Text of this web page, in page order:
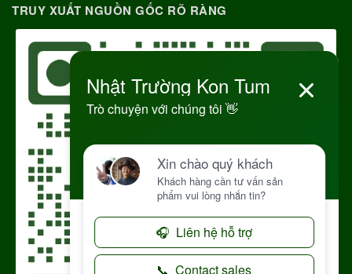
TRUY XUẤT NGUỒN GỐC RÕ RÀNG